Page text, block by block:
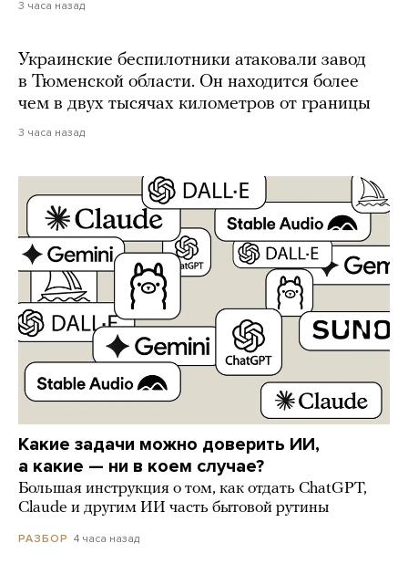
3 часа назад
Украинские беспилотники атаковали завод
в Тюменской области. Он находится более
чем в двух тысячах километров от границы
3 часа назад
Какие задачи можно доверить ИИ,
а какие — ни в коем случае?
Большая инструкция о том, как отдать ChatGPT,
Claude и другим ИИ часть бытовой рутины
РАЗБОР 4 часа назад